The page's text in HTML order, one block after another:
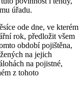
úřadu.
ode dne, ve kterém
rok, předložit všem
období pojištěna,
na jejich
na pojistné,
z tohoto